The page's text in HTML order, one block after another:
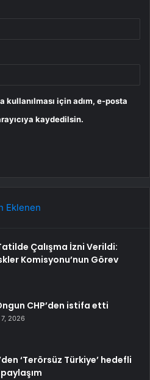
kullanılması için adım, e-posta
kaydedilsin.
Eklenen
Çalışma İzni Verildi:
Komisyonu’nun Görev
CHP’den istifa etti
2026
‘Terörsüz Türkiye’ hedefli